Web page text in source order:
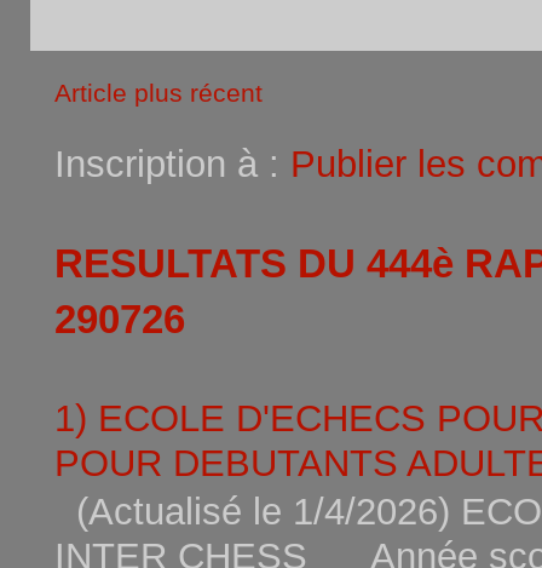
Article plus récent
Inscription à : Publier les
RESULTATS DU 444è
290726
1) ECOLE D'ECHECS
POUR DEBUTANTS
(Actualisé le 1/4/2026)
INTER CHESS Année